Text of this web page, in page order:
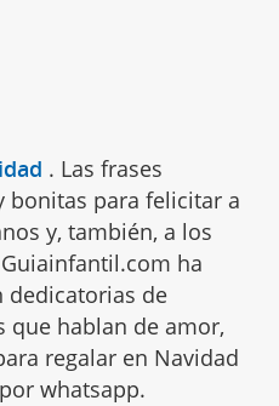
. Las frases
bonitas para felicitar a
y, también, a los
ha
dedicatorias de
que hablan de amor,
regalar en Navidad
whatsapp.